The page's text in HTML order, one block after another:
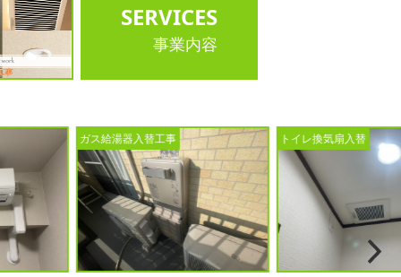
SERVICES
事業内容
トイレ換気扇入替 ドアホン入替工事